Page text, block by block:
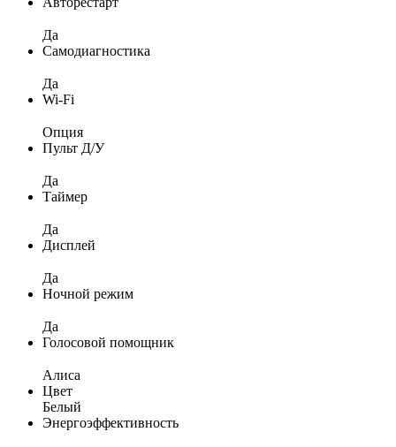
Да
Самодиагностика
Да
Wi-Fi
Опция
Пульт Д/У
Да
Таймер
Да
Дисплей
Да
Ночной режим
Да
Голосовой помощник
Алиса
Цвет
Белый
Энергоэффективность